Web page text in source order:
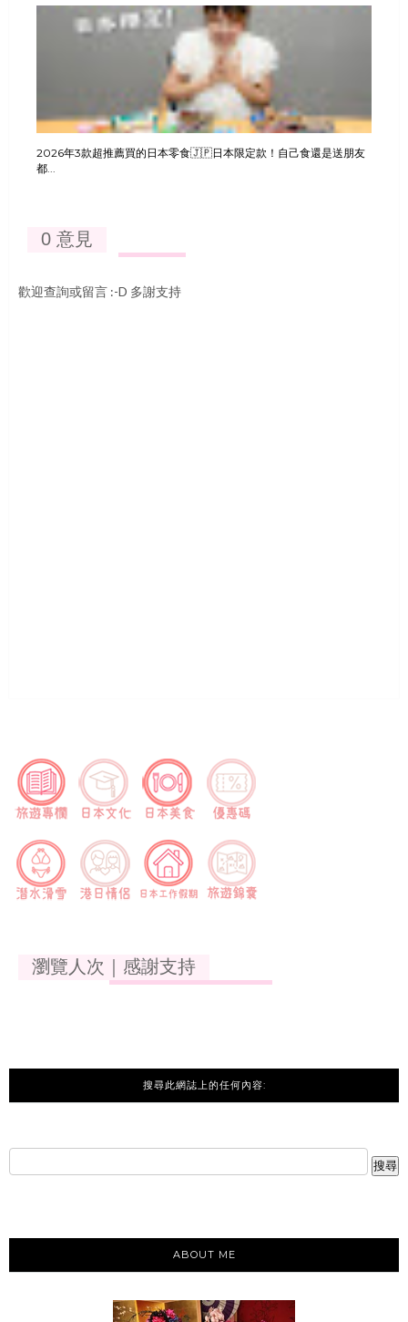
2026年3款超推薦買的日本零食🇯🇵日本限定款！自己食還是送朋友
都...
0 意見
歡迎查詢或留言 :-D 多謝支持
瀏覽人次｜感謝支持
搜尋此網誌上的任何內容:
ABOUT ME